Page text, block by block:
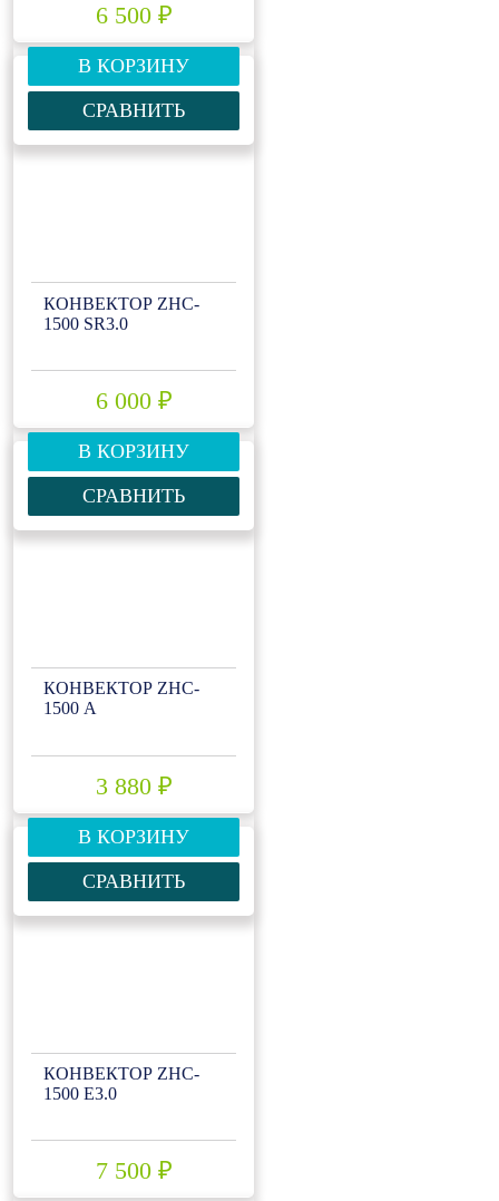
6 500 ₽
В КОРЗИНУ
СРАВНИТЬ
КОНВЕКТОР ZHC-
1500 SR3.0
6 000 ₽
В КОРЗИНУ
СРАВНИТЬ
КОНВЕКТОР ZHC-
1500 А
3 880 ₽
В КОРЗИНУ
СРАВНИТЬ
КОНВЕКТОР ZHC-
1500 Е3.0
7 500 ₽